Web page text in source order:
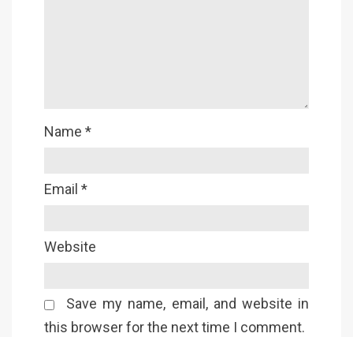
Name *
Email *
Website
Save my name, email, and website in
this browser for the next time I comment.